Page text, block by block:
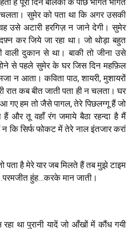
है पूरा दिन बालकों के पीछे भागते भागते
सुमेर को पता था कि अगर उसकी
उसे अटारी हरगिज़ न जाने देगी। सुमेर
कर जिये जा रहा था। जो थोड़ा बहुत
दुकान से था। बाकी तो जीना उसे
होने से पहले सुमेर के घर जिस दिन महफ़िल
न आता। कविता पाठ, शायरी, मुशायरों
रात कब बीत जाती पता ही न चलता। घर
गए हम तो जैसे पागल, तेरे पिछलग्गू हैं जो
हैं और तू वहाँ रंग जमाये बैठा रहन्दा है मैं
कि सिर्फ फोकट में तेरे नाल इंतजार करां
पता है मेरे यार जब मिलते हैं तब मुझे टाइम
हुंह…करके मान जाती।
था पुरानी यादें जो आँखों में कौंध गयी